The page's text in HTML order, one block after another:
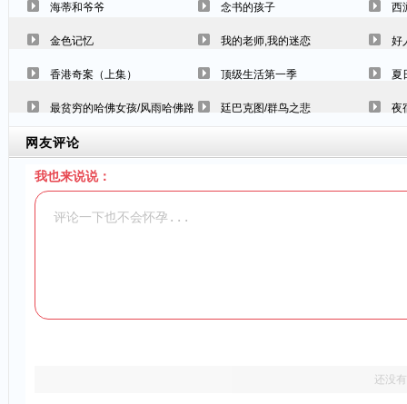
海蒂和爷爷 念书的孩子 西
金色记忆 我的老师,我的迷恋 好
香港奇案（上集） 顶级生活第一季 夏
最贫穷的哈佛女孩/风雨哈佛路 廷巴克图/群鸟之悲 夜
网友评论
我也来说说：
还没